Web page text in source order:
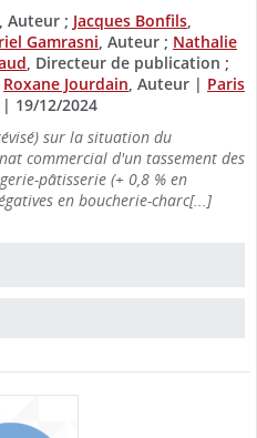
, Auteur ; Jacques Bonfils
Gamrasni , Auteur ; Nathalie
, Directeur de publication ;
Roxane Jourdain , Auteur | Paris
| 19/12/2024
sur la situation du
commercial d'un tassement des
pâtisserie (+ 0,8 % en
en boucherie-charc[...]